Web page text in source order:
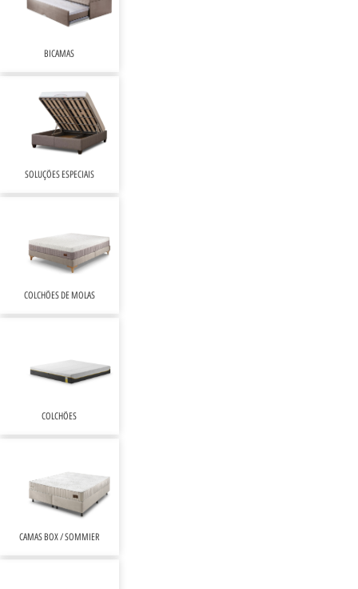
CAMAS BOX / SOMMIER
COLCHÕES
COLCHÕES DE MOLAS
SOLUÇÕES ESPECIAIS
BICAMAS